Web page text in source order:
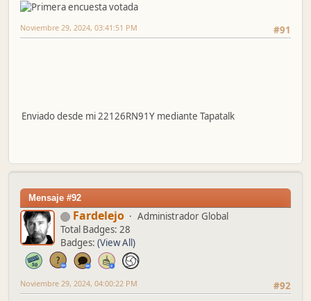
#91
Noviembre 29, 2024, 03:41:51 PM
Enviado desde mi 22126RN91Y mediante Tapatalk
Mensaje #92
Fardelejo
Administrador Global
Total Badges: 28
Badges: (View All)
#92
Noviembre 29, 2024, 04:00:22 PM